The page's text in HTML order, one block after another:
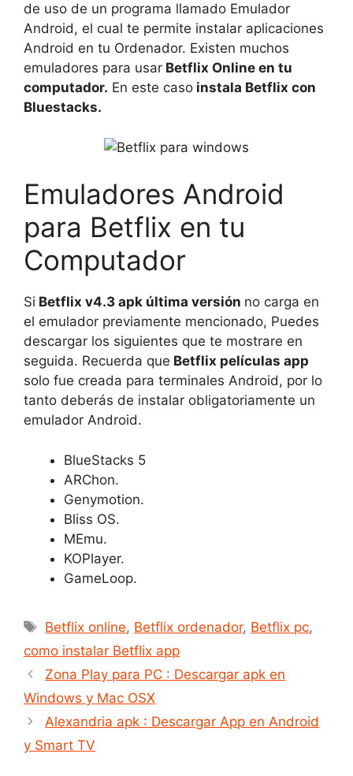
de uso de un programa llamado Emulador
Android, el cual te permite instalar aplicaciones
Android en tu Ordenador. Existen muchos
emuladores para usar Betflix Online en tu
computador. En este caso instala Betflix con
Bluestacks.
Emuladores Android
para Betflix en tu
Computador
Si Betflix v4.3 apk última versión no carga en
el emulador previamente mencionado, Puedes
descargar los siguientes que te mostrare en
seguida. Recuerda que Betflix películas app
solo fue creada para terminales Android, por lo
tanto deberás de instalar obligatoriamente un
emulador Android.
BlueStacks 5
ARChon.
Genymotion.
Bliss OS.
MEmu.
KOPlayer.
GameLoop.
Etiquetas
Betflix online, Betflix ordenador, Betflix pc,
como instalar Betflix app
Zona Play para PC : Descargar apk en
Windows y Mac OSX
Alexandria apk : Descargar App en Android
y Smart TV